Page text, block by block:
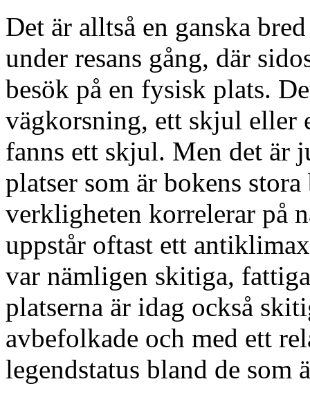
Det är alltså en ganska
under resans gång, där
besök på en fysisk plats.
vägkorsning, ett skjul eller
fanns ett skjul. Men det är
platser som är bokens
verkligheten korrelerar på
uppstår oftast ett
var nämligen skitiga,
platserna är idag också
avbefolkade och med ett
legendstatus bland de som